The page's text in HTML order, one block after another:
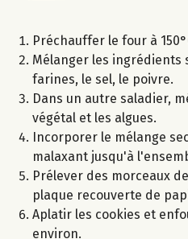
Préchauffer le four à
Mélanger les ingrédients
farines, le sel, le poivre.
Dans un autre saladier,
végétal et les algues.
Incorporer le mélange
malaxant jusqu'à
Prélever des morceaux
plaque recouverte de
Aplatir les cookies et
environ.